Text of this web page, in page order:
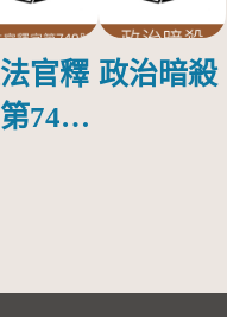
官釋
749
政治暗殺